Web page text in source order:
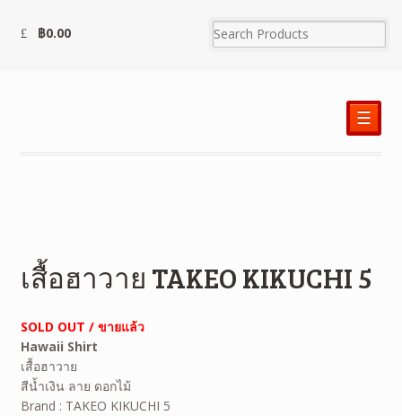
฿0.00
☰
เสื้อฮาวาย TAKEO KIKUCHI 5
SOLD OUT / ขายแล้ว
Hawaii Shirt
เสื้อฮาวาย
สีน้ำเงิน ลาย ดอกไม้
Brand : TAKEO KIKUCHI 5